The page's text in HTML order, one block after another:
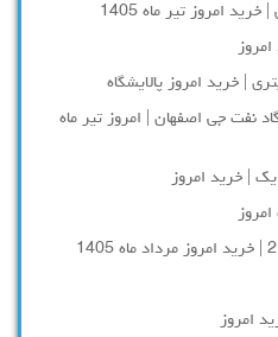
امروز تیر ماه 1405
60 70 پاسارگاد نفت جی اصفهان | امروز تیر ماه
| خرید امروز
امروز